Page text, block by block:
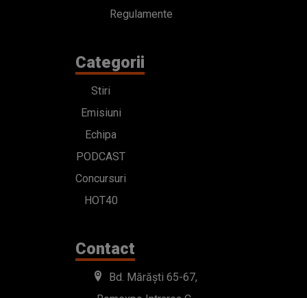
Regulamente
Categorii
Stiri
Emisiuni
Echipa
PODCAST
Concursuri
HOT40
Contact
Bd. Mărăști 65-67,